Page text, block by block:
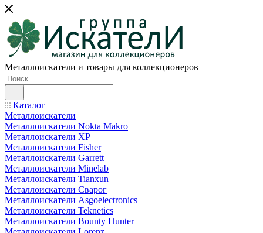
Металлоискатели и товары для коллекционеров
Каталог
Металлоискатели
Металлоискатели Nokta Makro
Металлоискатели XP
Металлоискатели Fisher
Металлоискатели Garrett
Металлоискатели Minelab
Металлоискатели Tianxun
Металлоискатели Сварог
Металлоискатели Asgoelectronics
Металлоискатели Teknetics
Металлоискатели Bounty Hunter